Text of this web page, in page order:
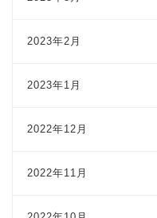
2023年2月
2023年1月
2022年12月
2022年11月